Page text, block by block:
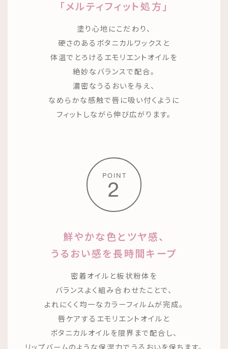
「メルティフィット処方」
塗り心地にこだわり、
硬さのあるボタニカルワックスと
体温でとろけるエモリエントオイルを
絶妙なバランスで配合。
濃密なうるおいを与え、
なめらかな感触で唇に吸い付くように
フィットしながら伸び広がります。
POINT
2
鮮やかな色とツヤ感、
うるおい感を長時間キープ
密着オイルと板状粉体を
バランスよく組み合わせたことで、
よれにくく均一なカラーフィルムが完成。
唇ケアするエモリエントオイルと
ボタニカルオイルを限界まで配合し、